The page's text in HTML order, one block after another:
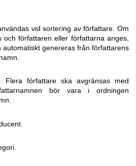
vid sortering av författare. Om
och författaren eller författarna anges,
automatiskt genereras från författarens
Flera författare ska avgränsas med
bör vara i ordningen